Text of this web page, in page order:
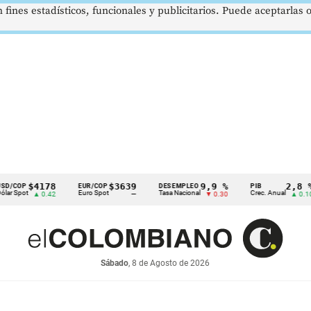
$4178
▲ 0.42
EUR/COP
Euro Spot
$3639
—
DESEMPLEO
Tasa Nacional
9,9 %
▼ 0.30
PIB
Crec. Anual
2,8 %
▲ 0.10
Sábado, 8 de Agosto de 2026
estadísticos, funcionales y publicitarios. Puede aceptarlas